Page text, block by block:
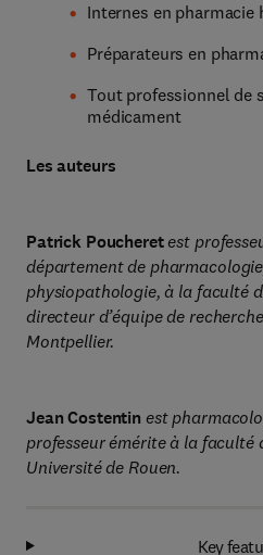
Internes en pharmacie
Préparateurs en
Tout professionnel de
médicament
Les auteurs
Patrick Poucheretest
département de
physiopathologie, à la faculté
directeur d’équipe de
Montpellier.
Jean Costentin est
professeur émérite à la faculté
Université de Rouen.
Key